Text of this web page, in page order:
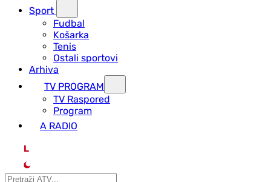
Sport
Fudbal
Košarka
Tenis
Ostali sportovi
Arhiva
TV PROGRAM
ТV Raspored
Program
A RADIO
L